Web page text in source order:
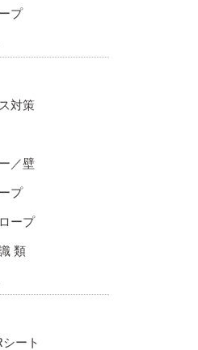
プ
対策
／壁
プ
ープ
類
ート